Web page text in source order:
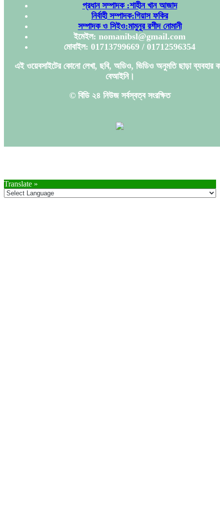
প্রধান সম্পাদক :শাহীন খান আজাদ
নির্বাহী সম্পাদক:গিয়াস ফকির
সম্পাদক ও সিইও:মামুনুর রশীদ নোমানী
ইমেইল: nomanibsl@gmail.com
মোবাইল: 01713799669 / 01712596354
এই ওয়েবসাইটের কোনো লেখা, ছবি, অডিও, ভিডিও অনুমতি ছাড়া ব্যবহার
বেআইনি।
© বিডি ২৪ নিউজ সর্বস্বত্ব সংরক্ষিত
Translate »